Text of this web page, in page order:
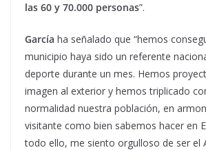
las 60 y 70.000 personas”.
García ha señalado que “hemos
municipio haya sido un referente
deporte durante un mes. Hemos
imagen al exterior y hemos triplicado
normalidad nuestra población, en
visitante como bien sabemos hacer en
todo ello, me siento orgulloso de ser el